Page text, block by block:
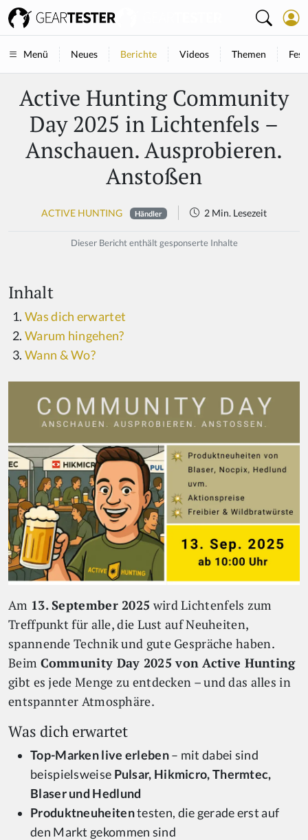
Menü Neues Berichte Videos Themen
Active Hunting Community
Day 2025 in Lichtenfels –
Anschauen. Ausprobieren.
Anstoßen
ACTIVE HUNTING Händler 2 Min. Lesezeit
Dieser Bericht enthält gesponserte Inhalte
Inhalt
Was dich erwartet
Warum hingehen?
Wann & Wo?
Am 13. September 2025 wird Lichtenfels zum
Treffpunkt für alle, die Lust auf Neuheiten,
spannende Technik und gute Gespräche haben.
Beim Community Day 2025 von Active Hunting
gibt es jede Menge zu entdecken – und das alles in
entspannter Atmosphäre.
Was dich erwartet
Top-Marken live erleben– mit dabei sind
beispielsweise Pulsar, Hikmicro, Thermtec,
Blaser und Hedlund
Produktneuheitentesten, die gerade erst auf
den Markt gekommen sind